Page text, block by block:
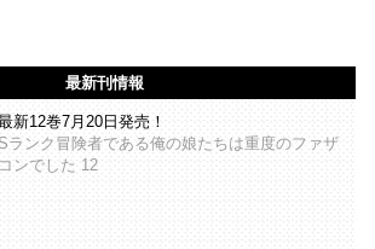
最新刊情報
新12巻7月20日発売！
Sランク冒険者である俺の娘たちは重度のファザ
コンでした 12